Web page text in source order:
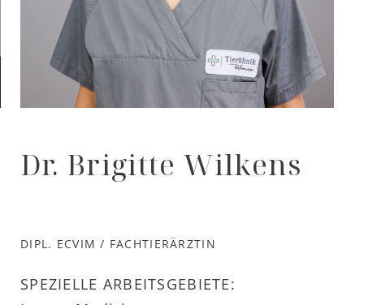
Dr. Brigitte Wilkens
DIPL. ECVIM / FACHTIERÄRZTIN
SPEZIELLE ARBEITSGEBIETE: